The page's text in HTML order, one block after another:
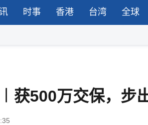
时事 香港 台湾 全球
获500万交保，步